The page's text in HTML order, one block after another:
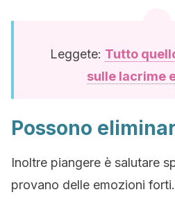
Leggete: Tutto
sulle lacrime
Possono
Inoltre piangere è salutare
provano delle emozioni